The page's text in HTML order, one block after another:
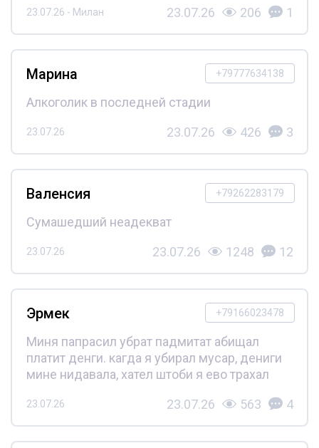
23.07.26 - Милан 23.07.26 206 1
+79777634138
Марина
Алкоголик в последней стадии
23.07.26 23.07.26 426 3
+79262283179
Валенсия
Сумашедший неадекват
23.07.26 23.07.26 1248 12
+79166023478
Эрмек
Миня папрасил убрат падмитат абищал
платит денги. кагда я убирал мусар, дениги
мине нидавала, хател штоби я ево трахал
23.07.26 23.07.26 563 4